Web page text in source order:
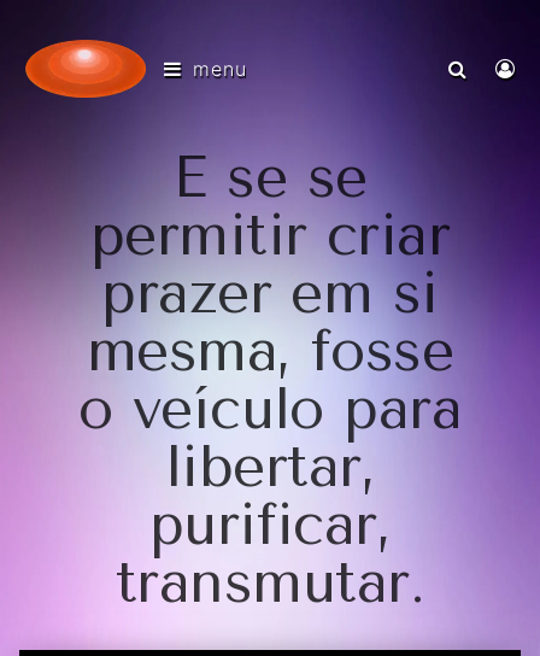
menu
E se se
permitir criar
prazer em si
mesma, fosse
o veículo para
libertar,
purificar,
transmutar.